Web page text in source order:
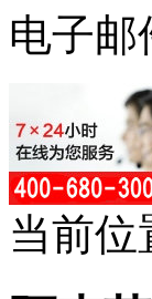
电子邮
当前位